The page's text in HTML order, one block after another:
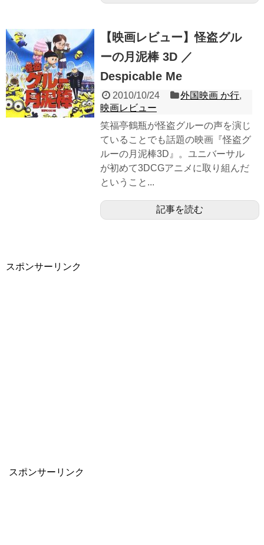
【映画レビュー】怪盗グル
ーの月泥棒 3D ／
Despicable Me
2010/10/24 外国映画 か行,
映画レビュー
笑福亭鶴瓶が怪盗グルーの声を演じ
ていることでも話題の映画『怪盗グ
ルーの月泥棒3D』。ユニバーサル
が初めて3DCGアニメに取り組んだ
ということ...
記事を読む
スポンサーリンク
スポンサーリンク